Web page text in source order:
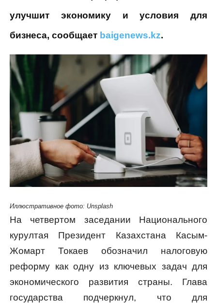
улучшит экономику и условия для
бизнеса, сообщает baigenews.kz.
Иллюстративное фото: Unsplash
На четвертом заседании Национального
курултая Президент Казахстана Касым-
Жомарт Токаев обозначил налоговую
реформу как одну из ключевых задач для
экономического развития страны. Глава
государства подчеркнул, что для